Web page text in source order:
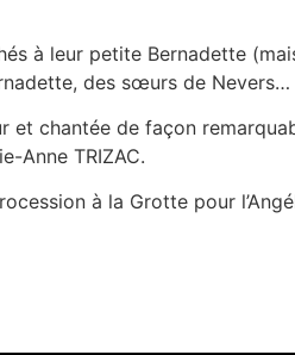
à leur petite Bernadette
des sœurs de Nevers…
et chantée de façon
Anne TRIZAC.
à la Grotte pour